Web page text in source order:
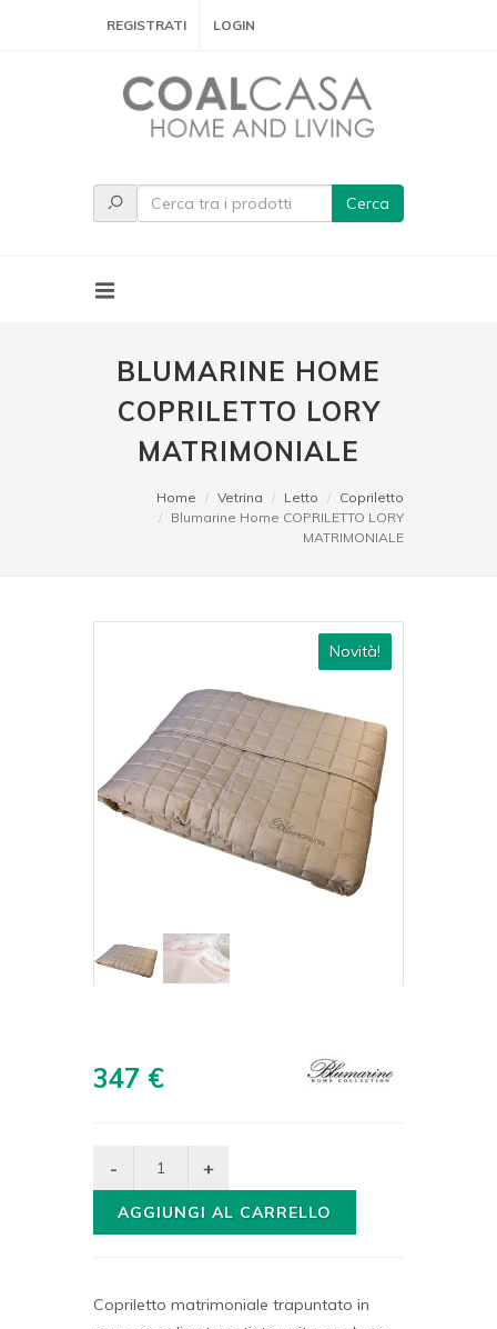
REGISTRATI LOGIN
Cerca
BLUMARINE HOME
COPRILETTO LORY
MATRIMONIALE
Home Vetrina Letto
Copriletto
Blumarine Home COPRILETTO LORY
MATRIMONIALE
Novità!
347 €
AGGIUNGI AL CARRELLO
Copriletto matrimoniale trapuntato in